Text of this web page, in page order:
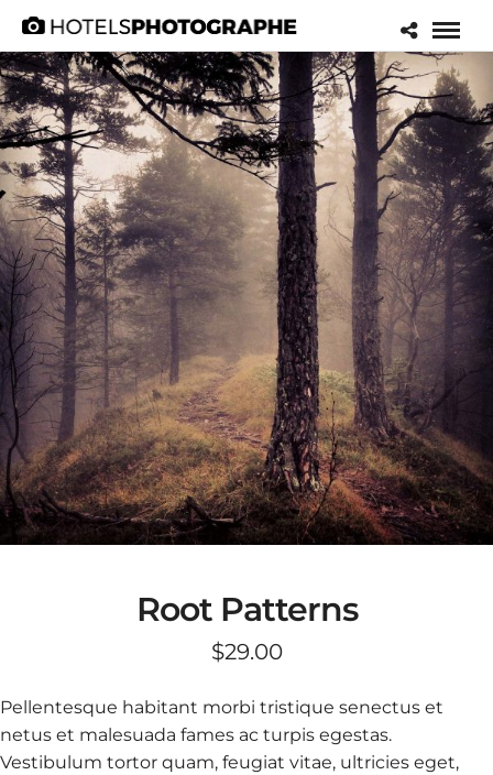
Root Patterns
$29.00
Pellentesque habitant morbi tristique senectus et
netus et malesuada fames ac turpis egestas.
Vestibulum tortor quam, feugiat vitae, ultricies eget,